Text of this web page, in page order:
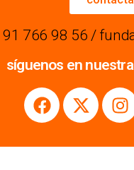
91 766 98 56 /
síguenos en